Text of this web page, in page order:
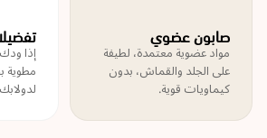
صابون عضوي
مواد عضوية معتمدة، لطيفة
على الجلد والقماش، بدون
كيماويات قوية.
إذا